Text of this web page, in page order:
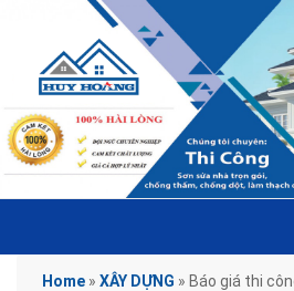
Home » XÂY DỰNG » Báo giá thi